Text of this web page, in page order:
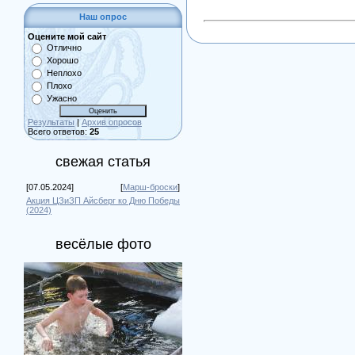
Наш опрос
Оцените мой сайт
Отлично
Хорошо
Неплохо
Плохо
Ужасно
Результаты | Архив опросов
Всего ответов: 25
свежая статья
[07.05.2024] [Марш-броски]
Акция ЦЗиЗП Айсберг ко Дню Победы
(2024)
весёлые фото